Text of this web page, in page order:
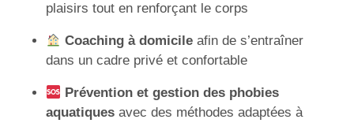
plaisirs tout en renforçant le corps
Coaching à domicile afin de s’entraîner
dans un cadre privé et confortable
Prévention et gestion des phobies
aquatiques avec des méthodes adaptées à